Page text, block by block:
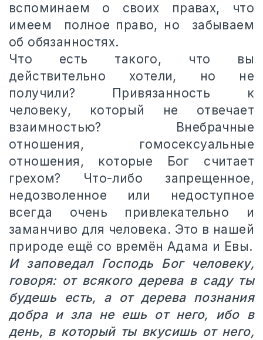
вспоминаем о своих правах, что
имеем полное право, но забываем
об обязанностях.
Что есть такого, что вы
действительно хотели, но не
получили? Привязанность к
человеку, который не отвечает
взаимностью? Внебрачные
отношения, гомосексуальные
отношения, которые Бог считает
грехом? Что-либо запрещенное,
недозволенное или недоступное
всегда очень привлекательно и
заманчиво для человека. Это в нашей
природе ещё со времён Адама и Евы.
И заповедал Господь Бог человеку,
говоря: от всякого дерева в саду ты
будешь есть, а от дерева познания
добра и зла не ешь от него, ибо в
день, в который ты вкусишь от него,